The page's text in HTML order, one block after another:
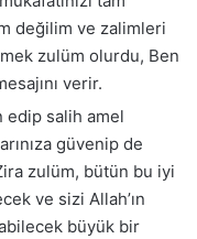
değilim ve zalimleri
zulüm olurdu, Ben
verir.
edip salih amel
güvenip de
zulüm, bütün bu iyi
ve sizi Allah’ın
büyük bir